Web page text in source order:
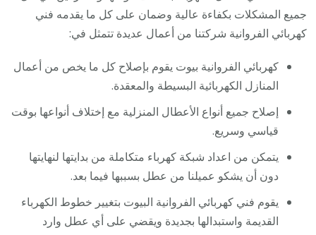
جميع المشكلات بكفاءة عالية وضمان على كل ما يقدمه فني
كهربائي الفروانية شركتنا من أعمال عديدة تتمثل في:
كهربائي الفروانية بيوت يقوم بإصلاح كل ما يخص من أعمال
المنازل الكهربائية البسيطة والمعقدة.
إصلاح جميع أنواع الأعطال المنزلية مع إختلاف أنواعها بوقت
قياسي وسريع.
يتمكن من اعداد شبكة كهرباء متكاملة من بدايتها لنهايتها
دون أن يشكو عميلنا من عطل بسببها فيما بعد.
يقوم فني كهربائي الفروانية البيوت بتغيير خطوط الكهرباء
القديمة واستبدالها بجديدة ويقضي على أي عطل وارد